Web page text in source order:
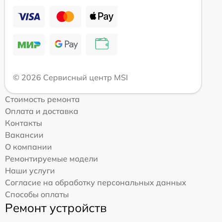
© 2026 Сервисный центр MSI
Стоимость ремонта
Оплата и доставка
Контакты
Вакансии
О компании
Ремонтируемые модели
Наши услуги
Согласие на обработку персональных данных
Способы оплаты
Ремонт устройств